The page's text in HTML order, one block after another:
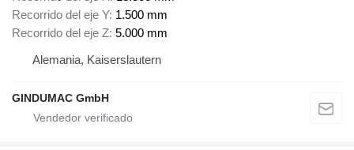
Recorrido del eje Y 1.500 mm
Recorrido del eje Z 5.000 mm
Alemania, Kaiserslautern
GINDUMAC GmbH